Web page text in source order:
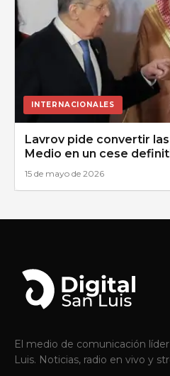
INTERNACIONALES
Lavrov pide convertir
Medio en un cese
15 de mayo de 2026
El medio de comunicación
Luis. Noticias, radio en vivo y